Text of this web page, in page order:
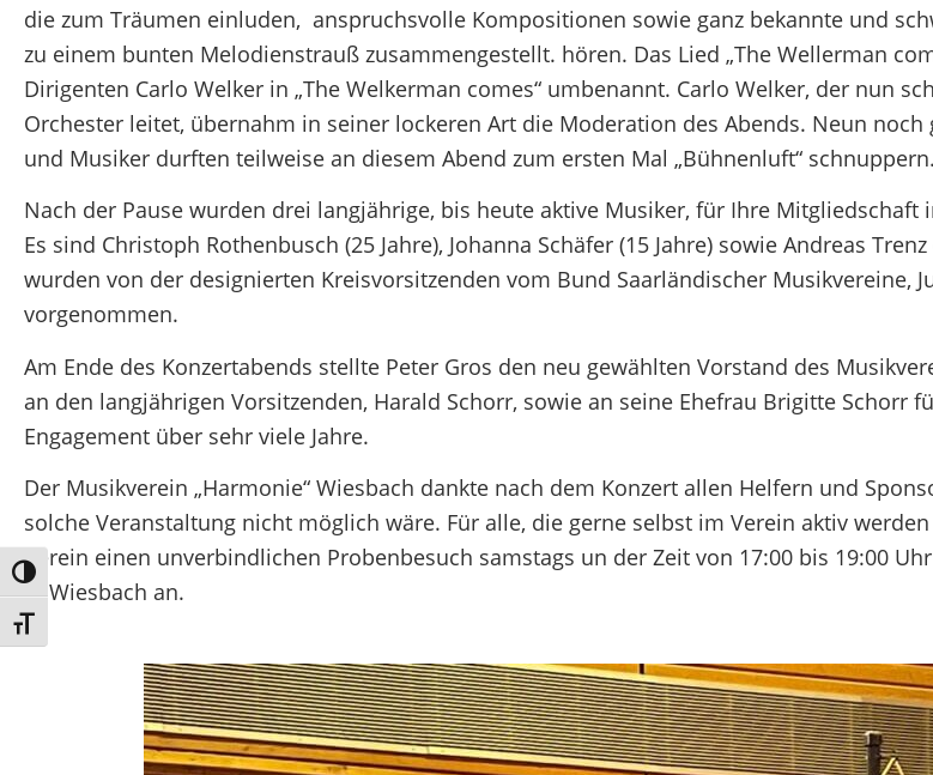
Umschalten auf hohe Kontraste
Schrift vergrößern
die zum Träumen einluden, anspruchsvolle Kompositionen sowie ganz bekannte und
zu einem bunten Melodienstrauß zusammengestellt. hören. Das Lied „The Wellerman
Dirigenten Carlo Welker in „The Welkerman comes“ umbenannt. Carlo Welker, der nun
Orchester leitet, übernahm in seiner lockeren Art die Moderation des Abends. Neun noch
und Musiker durften teilweise an diesem Abend zum ersten Mal „Bühnenluft“ schnuppern.
Nach der Pause wurden drei langjährige, bis heute aktive Musiker, für Ihre Mitgliedschaft
Es sind Christoph Rothenbusch (25 Jahre), Johanna Schäfer (15 Jahre) sowie Andreas
wurden von der designierten Kreisvorsitzenden vom Bund Saarländischer Musikvereine,
vorgenommen.
Am Ende des Konzertabends stellte Peter Gros den neu gewählten Vorstand des
an den langjährigen Vorsitzenden, Harald Schorr, sowie an seine Ehefrau Brigitte Schorr
Engagement über sehr viele Jahre.
Der Musikverein „Harmonie“ Wiesbach dankte nach dem Konzert allen Helfern und
solche Veranstaltung nicht möglich wäre. Für alle, die gerne selbst im Verein aktiv
Verein einen unverbindlichen Probenbesuch samstags un der Zeit von 17:00 bis 19:00
in Wiesbach an.